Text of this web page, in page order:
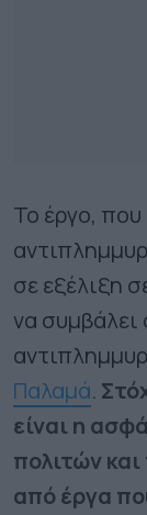
Το έργο, που
σε εξέλιξη
να
Παλαμά.
είναι η
πολιτών
από έργα